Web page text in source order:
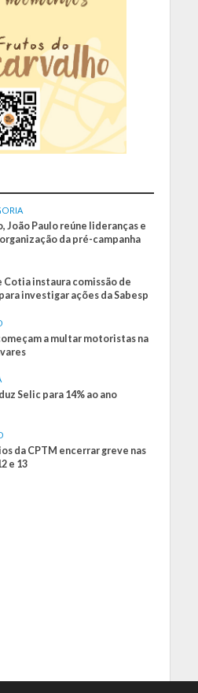
João Paulo reúne lideranças e
da pré-campanha
Cotia instaura comissão de
investigar ações da Sabesp
a multar motoristas na
Selic para 14% ao ano
da CPTM encerrar greve nas
e 13